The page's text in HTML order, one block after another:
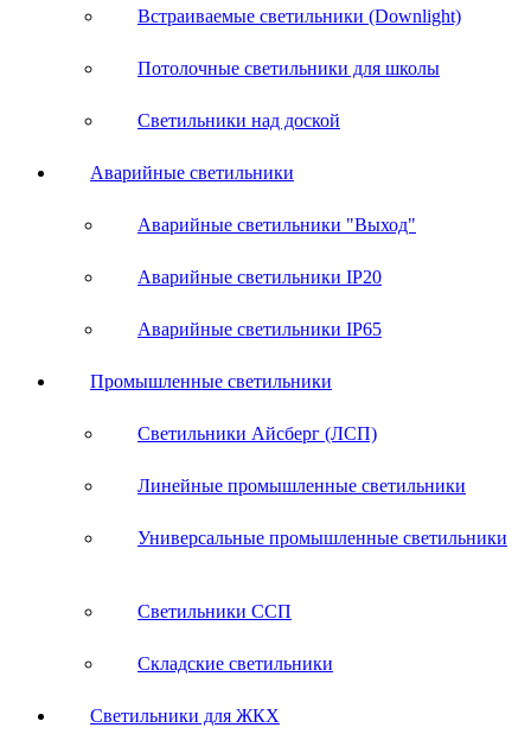
Встраиваемые светильники (Downlight)
Потолочные светильники для школы
Светильники над доской
Аварийные светильники
Аварийные светильники "Выход"
Аварийные светильники IP20
Аварийные светильники IP65
Промышленные светильники
Светильники Айсберг (ЛСП)
Линейные промышленные светильники
Универсальные промышленные светильники
Светильники ССП
Складские светильники
Светильники для ЖКХ